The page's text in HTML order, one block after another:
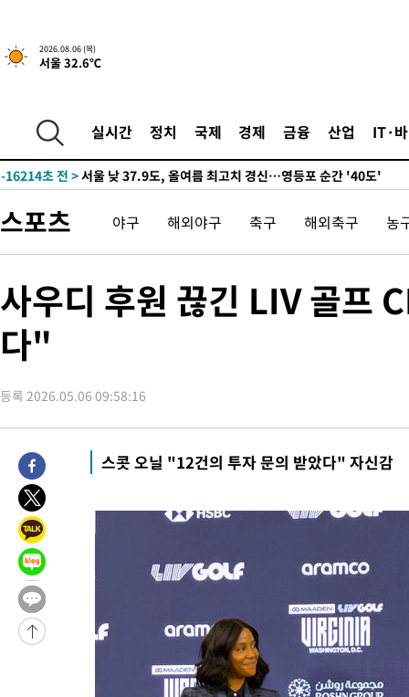
2026.08.06 (목)
서울 32.6℃
실시간 정치 국제 경제 금융 산업 IT·
-17530초 전 >[속보]합참 "북, 동해상으로 미상 발사체 발사"
-16926초 전 >'낮 최고 39도' 불볕더위…한밤 열대야도 계속[내일날씨]
-16547초 전 >
"韓 외환시장 개입 관측 배경엔 美의 대한국 무역적자 있어"
-16374초 전 >
-16214초 전 >서울 낮 37.9도, 올여름 최고치 경신…영등포 순간 '40도'
-11871초 전 >
[속보]코스닥, 800p 회복…0.26% 오른 801.67 마감
-11801초 전 >[속보]코스피, 301.88포인트(4.58%) 내린 6296.38 마감
-9265초 전 > "여기 떨어졌다"…다누리, 스페이스X 로켓 달 충돌 흔적 포착
-6310초 전 >
18분 전 >
24분 전 >"美간섭에 합의 지연"…트럼프, '이란 호르무즈 통제권' 수용할까
1시간 전 >[속보]산업장관 "李정부, 원전 반대 안해…안정 전력 위해 불가피"
1시간 전 >
[속보]경찰, '홍명보 선임 논란' 대한축구협회·축구회관 등 압수수
-19966초 전 >
화"
-19714초 전 >
日방위성, 北이 동해로 쏜 발사체는 탄도미사일 가능성
-18144초 전 >
[속보] SKT, 에이닷 서비스 장애 발생…"원인 파악 중"
-17550초 전 >
[속보]합참 "북, 동해상으로 미상 발사체 발사"
-16946초 전 >
'낮 최고 39도' 불볕더위…한밤 열대야도 계속[내일날씨]
-16905초 전 >
[속보]7~9일 프로야구 3연전도 폭염 취소…11일 재개
-16567초 전 >
"韓 외환시장 개입 관측 배경엔 美의 대한국 무역적자 있어"
'월드컵 탈락 후폭풍' 축구협회…초유의 압수수색에 '충격·당
서울 낮 37.9도, 올여름 최고치 경신…영등포 순간 '40도'
스포츠 야구 해외야구 축구 해외축구 농
사우디 후원 끊긴 LIV 골프
다"
등록 2026.05.06 09:58:16
스콧 오닐 "12건의 투자 문의 받았다" 자신감